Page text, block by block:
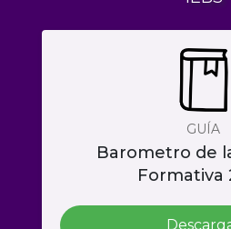
GUÍA
Barometro de
Formativa